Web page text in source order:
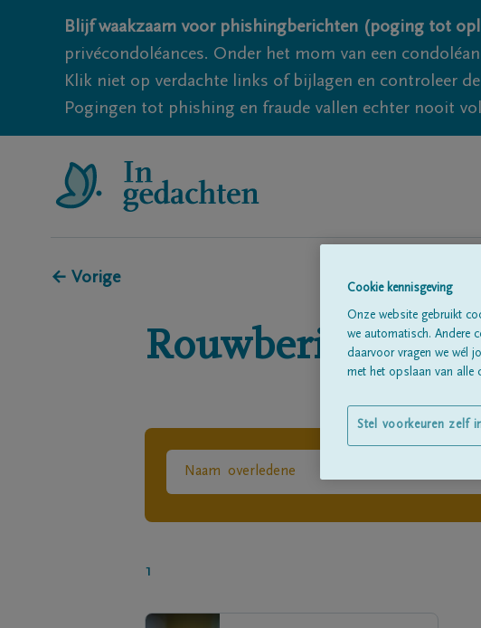
Blijf waakzaam voor phishingberichten (poging tot
privécondoléances. Onder het mom van een
Klik niet op verdachte links of bijlagen en controleer
Pogingen tot phishing en fraude vallen echter nooit
← Vorige
Rouwberichten in
1
Cookie kennisgeving
Onze website gebruikt
we automatisch. Andere
daarvoor vragen we wél
met het opslaan van alle
Stel voorkeuren zelf